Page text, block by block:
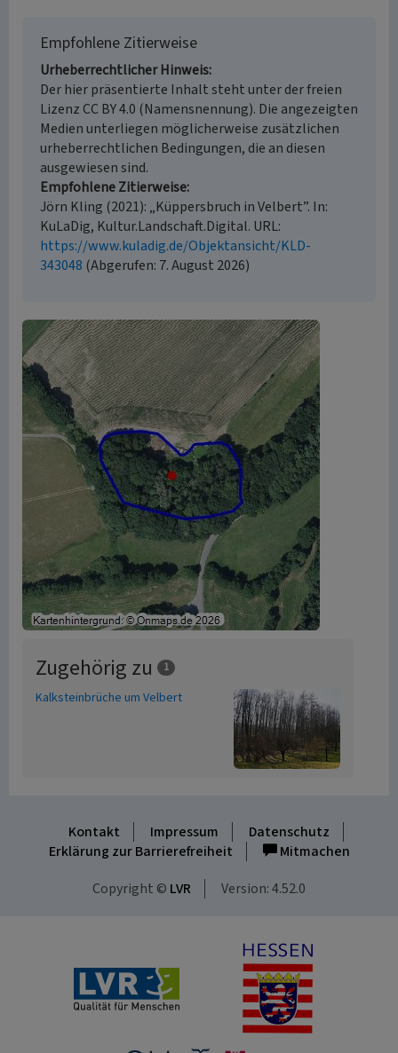
Empfohlene Zitierweise
Urheberrechtlicher Hinweis
Der hier präsentierte Inhalt steht unter der freien
Lizenz CC BY 4.0 (Namensnennung). Die angezeigten
Medien unterliegen möglicherweise zusätzlichen
urheberrechtlichen Bedingungen, die an diesen
ausgewiesen sind.
Empfohlene Zitierweise
Jörn Kling (2021): „Küppersbruch in Velbert”. In:
KuLaDig, Kultur.Landschaft.Digital. URL:
https://www.kuladig.de/Objektansicht/KLD-
343048 (Abgerufen: 7. August 2026)
Zugehörig zu 1
Kalksteinbrüche um Velbert
Kontakt Impressum
Datenschutz
Erklärung zur Barrierefreiheit
Mitmachen
Copyright © LVR Version: 4.52.0